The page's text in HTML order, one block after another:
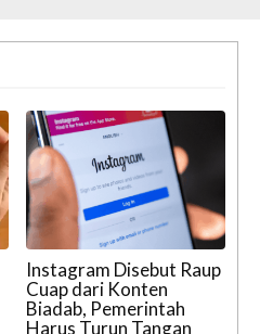
Instagram Disebut Raup
Cuap dari Konten
Biadab, Pemerintah
Harus Turun Tangan